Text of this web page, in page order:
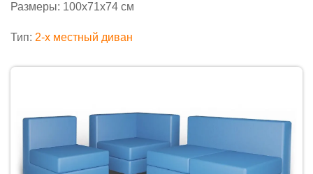
Размеры: 100х71х74 см
Тип: 2-x местный диван